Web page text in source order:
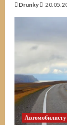
Drunky
Автомобилисту